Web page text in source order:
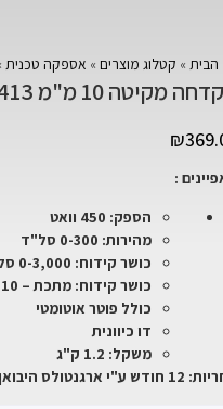
» קטלוג מוצרים» אספקה טכנית
מקיטה 10 מ"מ 6413
₪
:
הספק: 450 וואט
מהירות: 0-300 סל"ד
כושר קידוח: 0-3,000 סל"ד
כושר קידוח: מתכת – 10 מ"מ, עץ – 25 מ"מ
כולל פוטר אוטומטי
דו כיוונית
משקל: 1.2 ק"ג
ארגנטולס היבואן הרישמי